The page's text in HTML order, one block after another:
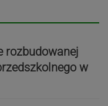
rozbudowanej
w